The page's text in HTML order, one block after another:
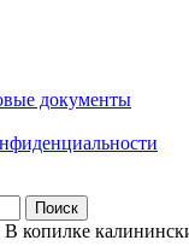
документы
В копилке